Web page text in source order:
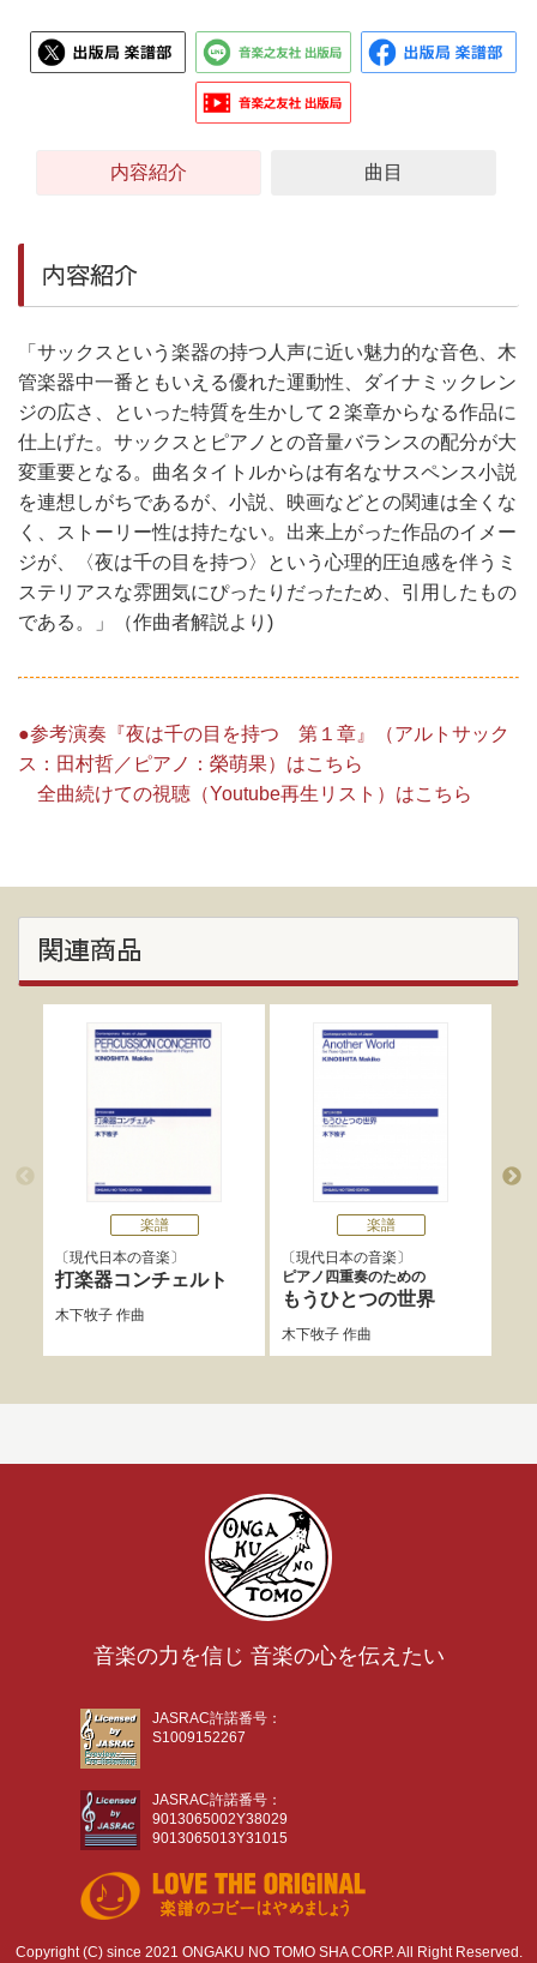
内容紹介 曲目
内容紹介
「サックスという楽器の持つ人声に近い魅力的な音色、木
管楽器中一番ともいえる優れた運動性、ダイナミックレン
ジの広さ、といった特質を生かして２楽章からなる作品に
仕上げた。サックスとピアノとの音量バランスの配分が大
変重要となる。曲名タイトルからは有名なサスペンス小説
を連想しがちであるが、小説、映画などとの関連は全くな
く、ストーリー性は持たない。出来上がった作品のイメー
ジが、〈夜は千の目を持つ〉という心理的圧迫感を伴うミ
ステリアスな雰囲気にぴったりだったため、引用したもの
である。」（作曲者解説より)
●参考演奏『夜は千の目を持つ 第１章』（アルトサック
ス：田村哲／ピアノ：榮萌果）はこちら
全曲続けての視聴（Youtube再生リスト）はこちら
関連商品
楽譜
現代日本の音楽
打楽器コンチェルト
木下牧子作曲
楽譜
現代日本の音楽
ピアノ四重奏のための
もうひとつの世界
木下牧子作曲
音楽の力を信じ 音楽の心を伝えたい
JASRAC許諾番号：
S1009152267
JASRAC許諾番号：
9013065002Y38029
9013065013Y31015
Copyright (C) since 2021 ONGAKU NO TOMO SHA CORP. All Right Reserved.